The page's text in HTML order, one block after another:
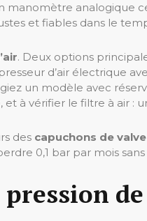
manomètre analogique
et fiables dans le
. Deux options
d’air électrique
un modèle avec
à vérifier le filtre à air :
des capuchons de valve
0,1 bar par mois